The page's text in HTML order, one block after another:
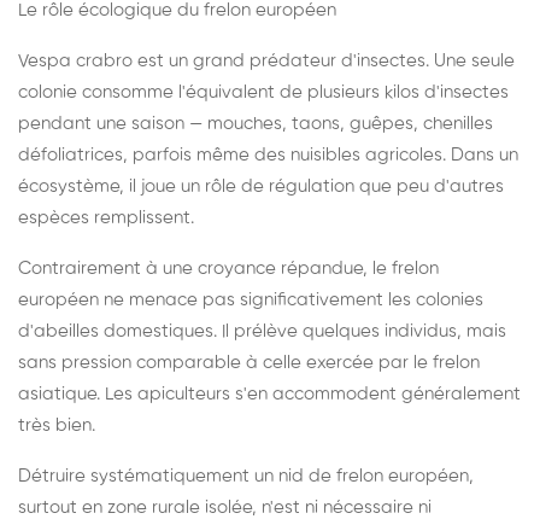
Le rôle écologique du frelon européen
Vespa crabro est un grand prédateur d'insectes. Une seule
colonie consomme l'équivalent de plusieurs kilos d'insectes
pendant une saison — mouches, taons, guêpes, chenilles
défoliatrices, parfois même des nuisibles agricoles. Dans un
écosystème, il joue un rôle de régulation que peu d'autres
espèces remplissent.
Contrairement à une croyance répandue, le frelon
européen ne menace pas significativement les colonies
d'abeilles domestiques. Il prélève quelques individus, mais
sans pression comparable à celle exercée par le frelon
asiatique. Les apiculteurs s'en accommodent généralement
très bien.
Détruire systématiquement un nid de frelon européen,
surtout en zone rurale isolée, n'est ni nécessaire ni